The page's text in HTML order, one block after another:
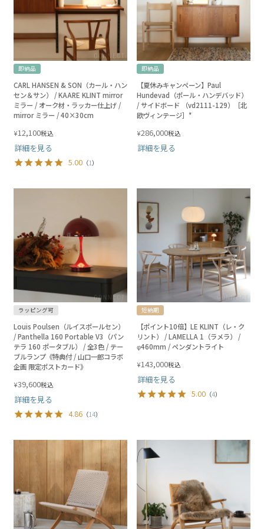
即納品
CARL HANSEN & SON（カール・ハン
セン＆サン） / KAARE KLINT mirror
ミラー / オーク材・ラッカー仕上げ /
mirror ミラー / 40×30cm
¥12,100税込
詳細を見る
5.00 （1）
即納品
【夏休みキャンペーン】Paul
Hundevad（ポール・ハンデバッド）
/ サイドボード （vd2111-129）［北
欧ヴィンテージ］*
¥286,000税込
詳細を見る
ラッピング可
Louis Poulsen（ルイスポールセン）
/ Panthella 160 Portable V3（パン
テラ 160 ポータブル） / 全3色 / テー
ブルランプ《特典付 / 山口一郎コラボ
企画 限定ポストカード》
¥39,600税込
詳細を見る
4.86 （14）
短納期
【ポイント10倍】LE KLINT（レ・ク
リント） / LAMELLA 1（ラメラ） /
φ460mm / ペンダントライト
¥143,000税込
詳細を見る
5.00 （4）